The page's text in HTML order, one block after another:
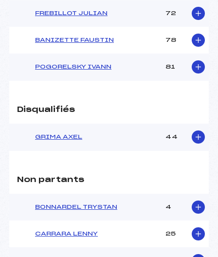
FREBILLOT JULIAN 72
BANIZETTE FAUSTIN 78
POGORELSKY IVANN 81
Disqualifiés
GRIMA AXEL 44
Non partants
BONNARDEL TRYSTAN 4
CARRARA LENNY 25